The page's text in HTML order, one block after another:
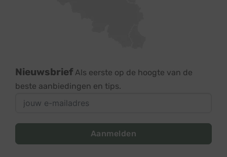
Nieuwsbrief Als eerste op de hoogte van de
beste aanbiedingen en tips.
Aanmelden